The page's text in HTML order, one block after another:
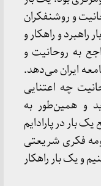
و روشنفکران
و راهکار و
به روحانیت و
ایران می‌دهد.
چه اعتنایی
و همین‌طور به
بار در پارادایم
فکری شریعتی
و یک بار راهکار